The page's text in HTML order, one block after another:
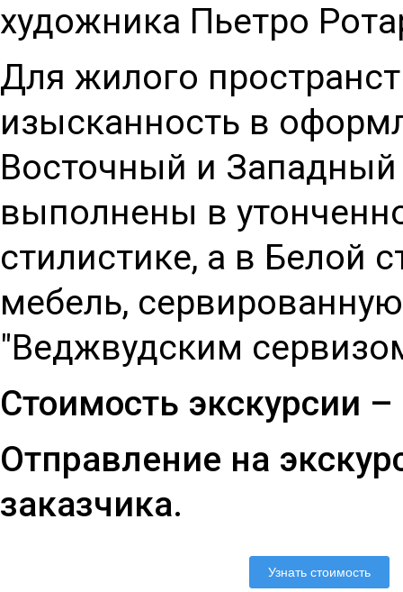
художника Пьетро
Для жилого
изысканность в
Восточный и
выполнены в
стилистике, а в Белой
мебель,
"Веджвудским
Стоимость экскурсии –
Отправление на
заказчика.
Узнать стоимость